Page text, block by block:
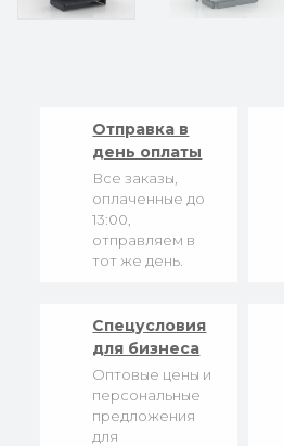
Отправка в
день оплаты
Все заказы,
оплаченные до
13:00,
отправляем в
тот же день.
Спецусловия
для бизнеса
Оптовые цены и
персональные
предложения
для